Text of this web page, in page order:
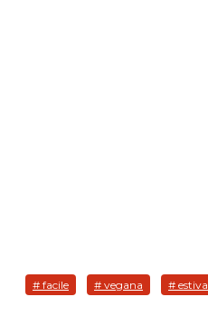
# facile # vegana # estiva